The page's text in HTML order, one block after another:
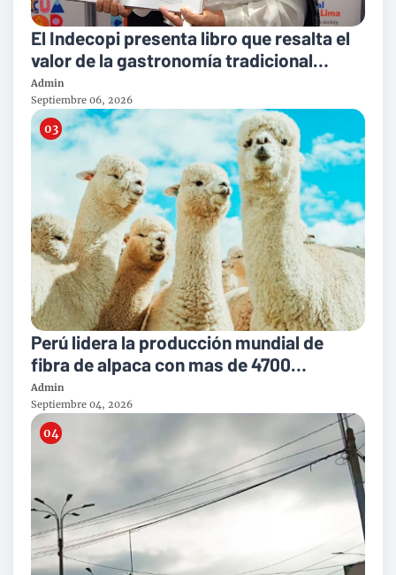
El Indecopi presenta libro que resalta el
valor de la gastronomía tradicional
peruana
Admin
Septiembre 06, 2026
Perú lidera la producción mundial de
fibra de alpaca con mas de 4700
toneladas al año
Admin
Septiembre 04, 2026